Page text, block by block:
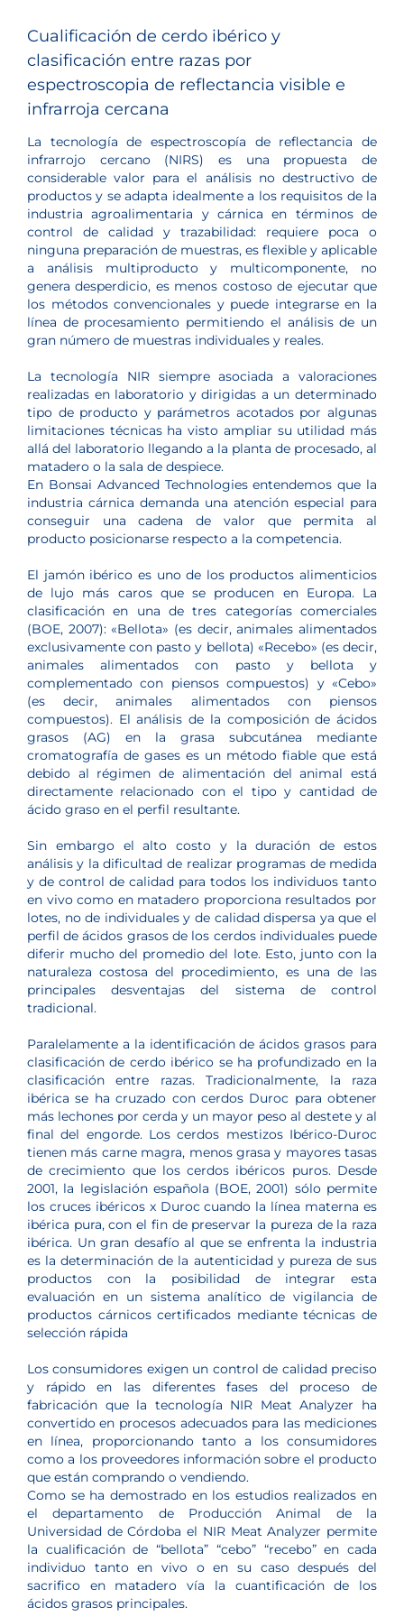
Cualificación de cerdo ibérico y
clasificación entre razas por
espectroscopia de reflectancia visible e
infrarroja cercana
La tecnología de espectroscopía de reflectancia de
infrarrojo cercano (NIRS) es una propuesta de
considerable valor para el análisis no destructivo de
productos y se adapta idealmente a los requisitos de la
industria agroalimentaria y cárnica en términos de
control de calidad y trazabilidad: requiere poca o
ninguna preparación de muestras, es flexible y aplicable
a análisis multiproducto y multicomponente, no
genera desperdicio, es menos costoso de ejecutar que
los métodos convencionales y puede integrarse en la
línea de procesamiento permitiendo el análisis de un
gran número de muestras individuales y reales.
La tecnología NIR siempre asociada a valoraciones
realizadas en laboratorio y dirigidas a un determinado
tipo de producto y parámetros acotados por algunas
limitaciones técnicas ha visto ampliar su utilidad más
allá del laboratorio llegando a la planta de procesado, al
matadero o la sala de despiece.
En Bonsai Advanced Technologies entendemos que la
industria cárnica demanda una atención especial para
conseguir una cadena de valor que permita al
producto posicionarse respecto a la competencia.
El jamón ibérico es uno de los productos alimenticios
de lujo más caros que se producen en Europa. La
clasificación en una de tres categorías comerciales
(BOE, 2007): «Bellota» (es decir, animales alimentados
exclusivamente con pasto y bellota) «Recebo» (es decir,
animales alimentados con pasto y bellota y
complementado con piensos compuestos) y «Cebo»
(es decir, animales alimentados con piensos
compuestos). El análisis de la composición de ácidos
grasos (AG) en la grasa subcutánea mediante
cromatografía de gases es un método fiable que está
debido al régimen de alimentación del animal está
directamente relacionado con el tipo y cantidad de
ácido graso en el perfil resultante.
Sin embargo el alto costo y la duración de estos
análisis y la dificultad de realizar programas de medida
y de control de calidad para todos los individuos tanto
en vivo como en matadero proporciona resultados por
lotes, no de individuales y de calidad dispersa ya que el
perfil de ácidos grasos de los cerdos individuales puede
diferir mucho del promedio del lote. Esto, junto con la
naturaleza costosa del procedimiento, es una de las
principales desventajas del sistema de control
tradicional.
Paralelamente a la identificación de ácidos grasos para
clasificación de cerdo ibérico se ha profundizado en la
clasificación entre razas. Tradicionalmente, la raza
ibérica se ha cruzado con cerdos Duroc para obtener
más lechones por cerda y un mayor peso al destete y al
final del engorde. Los cerdos mestizos Ibérico-Duroc
tienen más carne magra, menos grasa y mayores tasas
de crecimiento que los cerdos ibéricos puros. Desde
2001, la legislación española (BOE, 2001) sólo permite
los cruces ibéricos x Duroc cuando la línea materna es
ibérica pura, con el fin de preservar la pureza de la raza
ibérica. Un gran desafío al que se enfrenta la industria
es la determinación de la autenticidad y pureza de sus
productos con la posibilidad de integrar esta
evaluación en un sistema analítico de vigilancia de
productos cárnicos certificados mediante técnicas de
selección rápida
Los consumidores exigen un control de calidad preciso
y rápido en las diferentes fases del proceso de
fabricación que la tecnología NIR Meat Analyzer ha
convertido en procesos adecuados para las mediciones
en línea, proporcionando tanto a los consumidores
como a los proveedores información sobre el producto
que están comprando o vendiendo.
Como se ha demostrado en los estudios realizados en
el departamento de Producción Animal de la
Universidad de Córdoba el NIR Meat Analyzer permite
la cualificación de “bellota” “cebo” “recebo” en cada
individuo tanto en vivo o en su caso después del
sacrifico en matadero vía la cuantificación de los
ácidos grasos principales.